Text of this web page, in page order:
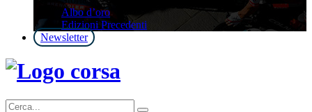
Albo d’oro
Edizioni Precedenti
Newsletter